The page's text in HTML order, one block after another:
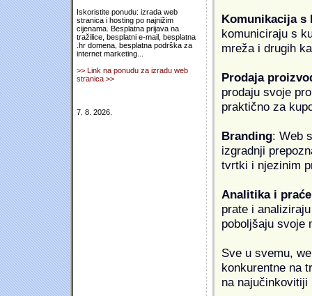
Iskoristite ponudu: izrada web
stranica i hosting po najnižim
cijenama. Besplatna prijava na
tražilice, besplatni e-mail, besplatna
.hr domena, besplatna podrška za
internet marketing...
>> Link na ponudu za izradu web
stranica >>
7. 8. 2026.
Komunikacija s
komuniciraju s
mreža i drugih
Prodaja
prodaju svoje
praktično za
Branding: Web
izgradnji
tvrtki i njezinim
Analitika i
prate i
poboljšaju svoje
Sve u svemu,
konkurentne na
na najučinkovitiji